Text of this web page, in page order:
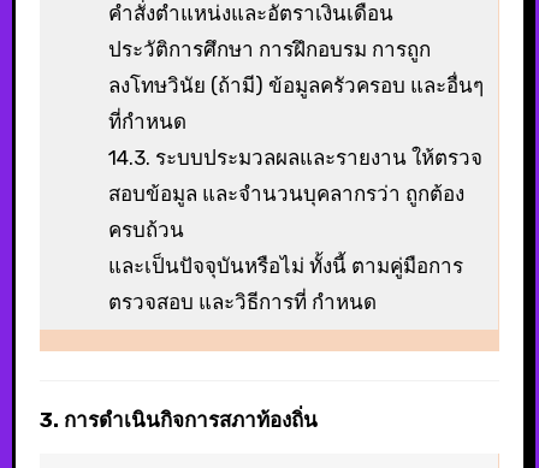
คำสั่งตำแหน่งและอัตราเงินเดือน
ประวัติการศึกษา การฝึกอบรม การถูก
ลงโทษวินัย (ถ้ามี) ข้อมูลครัวครอบ และอื่นๆ
ที่กำหนด
14.3. ระบบประมวลผลและรายงาน ให้ตรวจ
สอบข้อมูล และจํานวนบุคลากรว่า ถูกต้อง
ครบถ้วน
และเป็นปัจจุบันหรือไม่ ทั้งนี้ ตามคู่มือการ
ตรวจสอบ และวิธีการที่ กําหนด
3. การดําเนินกิจการสภาท้องถิ่น